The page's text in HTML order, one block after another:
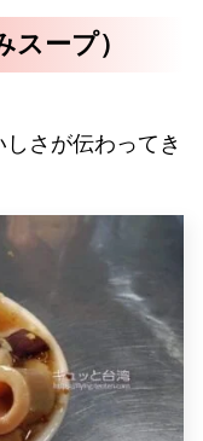
ープ）
さが伝わってき